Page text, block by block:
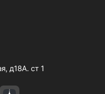
д18А. ст 1